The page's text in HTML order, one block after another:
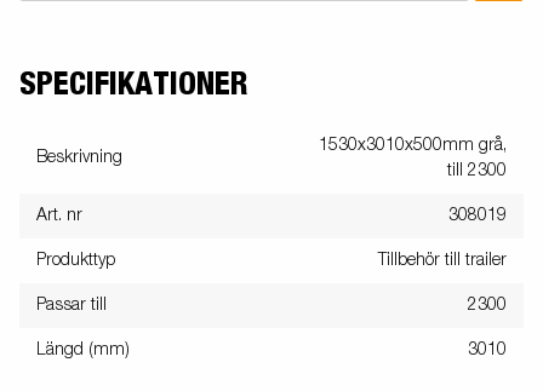
SPECIFIKATIONER
Beskrivning
1530x3010x500mm grå,
till 2300
Art. nr 308019
Produkttyp Tillbehör till trailer
Passar till 2300
Längd (mm) 3010